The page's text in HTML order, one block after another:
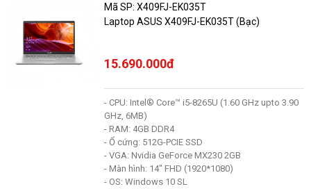
Mã SP: X409FJ-EK035T
Laptop ASUS X409FJ-EK035T (Bạc)
15.690.000đ
- CPU: Intel® Core™ i5-8265U (1.60 GHz upto 3.90
GHz, 6MB)
- RAM: 4GB DDR4
- Ổ cứng: 512G-PCIE SSD
- VGA: Nvidia GeForce MX230 2GB
- Màn hình: 14" FHD (1920*1080)
- OS: Windows 10 SL